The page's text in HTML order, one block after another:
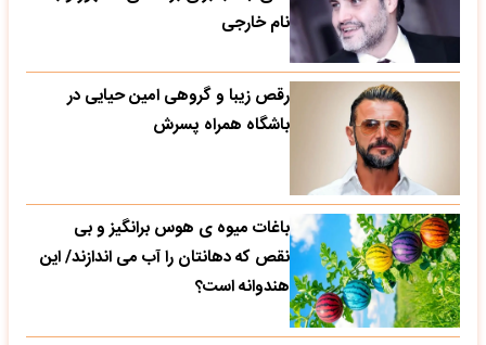
نام خارجی
رقص زیبا و گروهی امین حیایی در
باشگاه همراه پسرش
باغات میوه ی هوس برانگیز و بی
نقص که دهانتان را آب می اندازند/ این
هندوانه است؟